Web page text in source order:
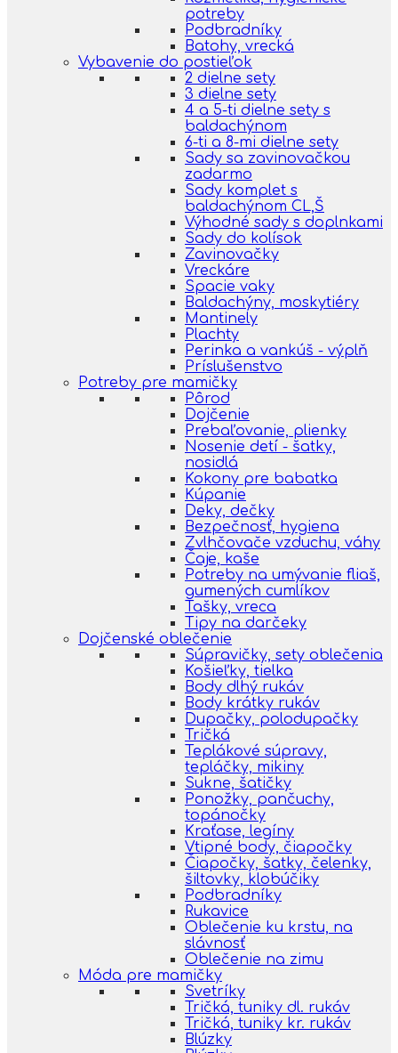
potreby
Podbradníky
Batohy, vrecká
Vybavenie do postieľok
2 dielne sety
3 dielne sety
4 a 5-ti dielne sety s
baldachýnom
6-ti a 8-mi dielne sety
Sady sa zavinovačkou
zadarmo
Sady komplet s
baldachýnom CL,Š
Výhodné sady s doplnkami
Sady do kolísok
Zavinovačky
Vreckáre
Spacie vaky
Baldachýny, moskytiéry
Mantinely
Plachty
Perinka a vankúš - výplň
Príslušenstvo
Potreby pre mamičky
Pôrod
Dojčenie
Prebaľovanie, plienky
Nosenie detí - šatky,
nosidlá
Kokony pre babatka
Kúpanie
Deky, dečky
Bezpečnosť, hygiena
Zvlhčovače vzduchu, váhy
Čaje, kaše
Potreby na umývanie fliaš,
gumených cumlíkov
Tašky, vreca
Tipy na darčeky
Dojčenské oblečenie
Súpravičky, sety oblečenia
Košieľky, tielka
Body dlhý rukáv
Body krátky rukáv
Dupačky, polodupačky
Tričká
Teplákové súpravy,
tepláčky, mikiny
Sukne, šatičky
Ponožky, pančuchy,
topánočky
Kraťase, legíny
Vtipné body, čiapočky
Čiapočky, šatky, čelenky,
šiltovky, klobúčiky
Podbradníky
Rukavice
Oblečenie ku krstu, na
slávnosť
Oblečenie na zimu
Móda pre mamičky
Svetríky
Tričká, tuniky dl. rukáv
Tričká, tuniky kr. rukáv
Blúzky